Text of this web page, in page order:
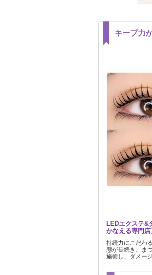
キープ力
LEDエクステ&
かなえる専門
持続力にこだわ
態が長続き。ま
施術し、ダメー